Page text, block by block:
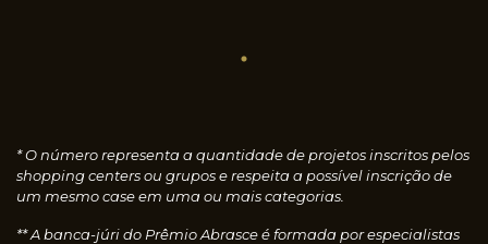
* O número representa a quantidade de projetos inscritos pelos
shopping centers ou grupos e respeita a possível inscrição de
um mesmo case em uma ou mais categorias.
** A banca-júri do Prêmio Abrasce é formada por especialistas